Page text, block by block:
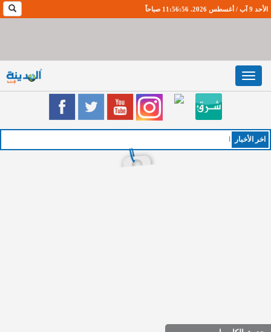
الأحد 9 آب / أغسطس 2026. 11:56:57 صباحاً
Toggle
navigation
اخر اﻷخبار